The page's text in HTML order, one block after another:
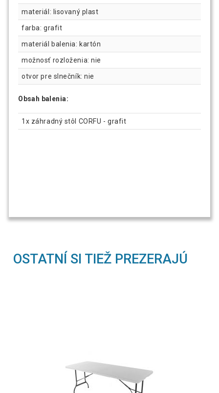
materiál: lisovaný plast
farba: grafit
materiál balenia: kartón
možnosť rozloženia: nie
otvor pre slnečník: nie
Obsah balenia:
1x záhradný stôl CORFU - grafit
OSTATNÍ SI TIEŽ PREZERAJÚ